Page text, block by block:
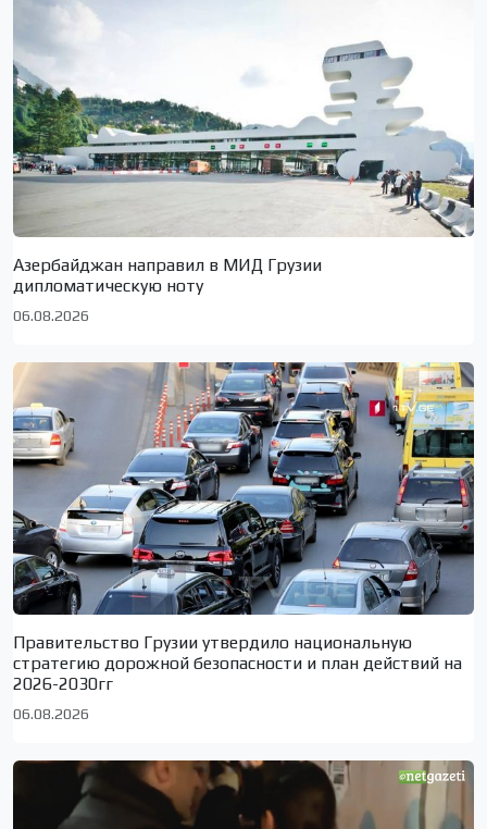
Азербайджан направил в МИД Грузии
дипломатическую ноту
06.08.2026
Правительство Грузии утвердило национальную
стратегию дорожной безопасности и план действий на
2026-2030гг
06.08.2026